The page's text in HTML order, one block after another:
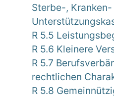
Sterbe-, Kranken-
R 5.5
R 5.6 Kleinere
R 5.7
rechtlichen
R 5.8